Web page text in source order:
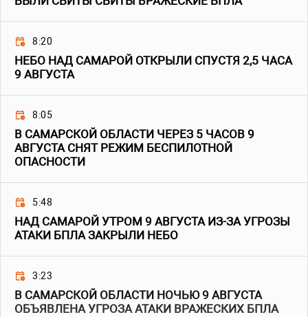
8:20
НЕБО НАД САМАРОЙ ОТКРЫЛИ СПУСТЯ 2,5 ЧАСА
9 АВГУСТА
8:05
В САМАРСКОЙ ОБЛАСТИ ЧЕРЕЗ 5 ЧАСОВ 9
АВГУСТА СНЯТ РЕЖИМ БЕСПИЛОТНОЙ
ОПАСНОСТИ
5:48
НАД САМАРОЙ УТРОМ 9 АВГУСТА ИЗ-ЗА УГРОЗЫ
АТАКИ БПЛА ЗАКРЫЛИ НЕБО
3:23
В САМАРСКОЙ ОБЛАСТИ НОЧЬЮ 9 АВГУСТА
ОБЪЯВЛЕНА УГРОЗА АТАКИ ВРАЖЕСКИХ БПЛА